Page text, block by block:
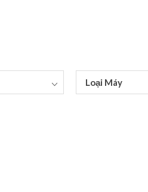
Loại Máy